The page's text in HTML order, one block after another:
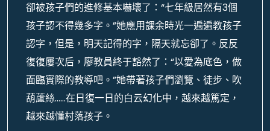
卻被孩子們的進修基本嚇壞了：“七年級居然有3個
孩子認不得幾多字。”她應用課余時光一遍遍教孩子
認字，但是，明天記得的字，隔天就忘卻了。反反
復復屢次后，廖教員終于豁然了：“以愛為底色，做
面臨實際的教導吧。”她帶著孩子們瀏覽、徒步、吹
葫蘆絲……在日復一日的白云幻化中，越來越篤定，
越來越懂村落孩子。